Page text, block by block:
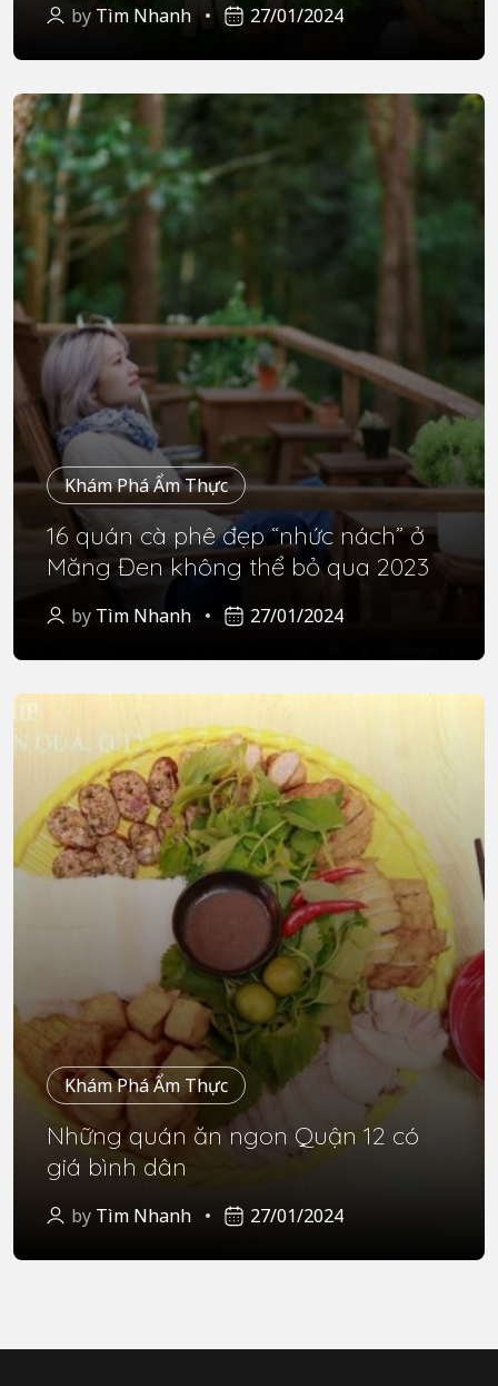
by Tìm Nhanh 27/01/2024
Khám Phá Ẩm Thực
16 quán cà phê đẹp “nhức nách” ở
Măng Đen không thể bỏ qua 2023
by Tìm Nhanh 27/01/2024
Khám Phá Ẩm Thực
Những quán ăn ngon Quận 12 có
giá bình dân
by Tìm Nhanh 27/01/2024